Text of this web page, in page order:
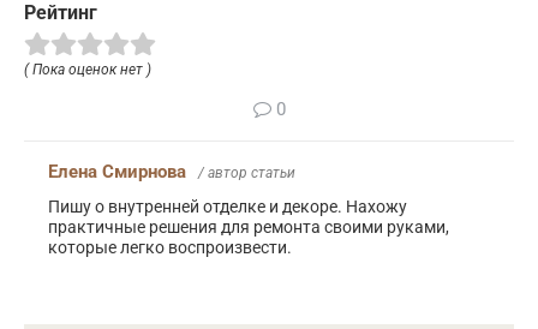
Рейтинг
( Пока оценок нет )
0
Елена Смирнова / автор статьи
Пишу о внутренней отделке и декоре. Нахожу
практичные решения для ремонта своими руками,
которые легко воспроизвести.